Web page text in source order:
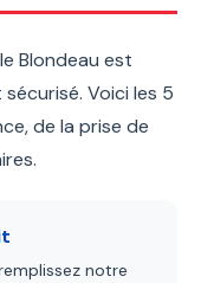
Blondeau est
Voici les 5
de la prise de
notre